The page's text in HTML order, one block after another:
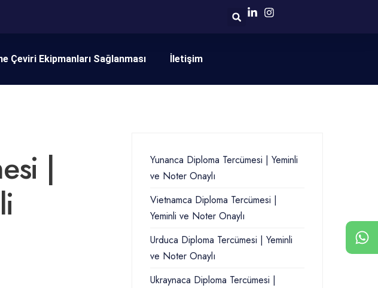
Çeviri Ekipmanları Sağlanması İletişim
|
Yunanca Diploma Tercümesi | Yeminli
ve Noter Onaylı
Vietnamca Diploma Tercümesi |
Yeminli ve Noter Onaylı
Urduca Diploma Tercümesi | Yeminli
ve Noter Onaylı
Ukraynaca Diploma Tercümesi |